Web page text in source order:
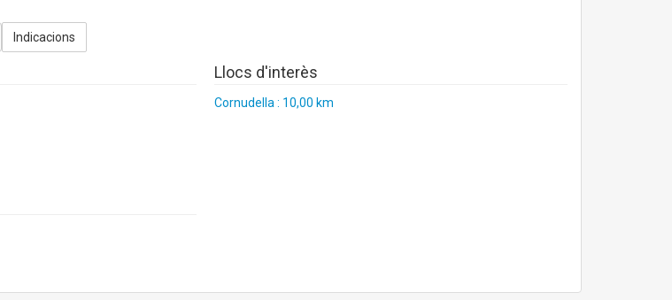
Llocs d'interès
Cornudella : 10,00 km